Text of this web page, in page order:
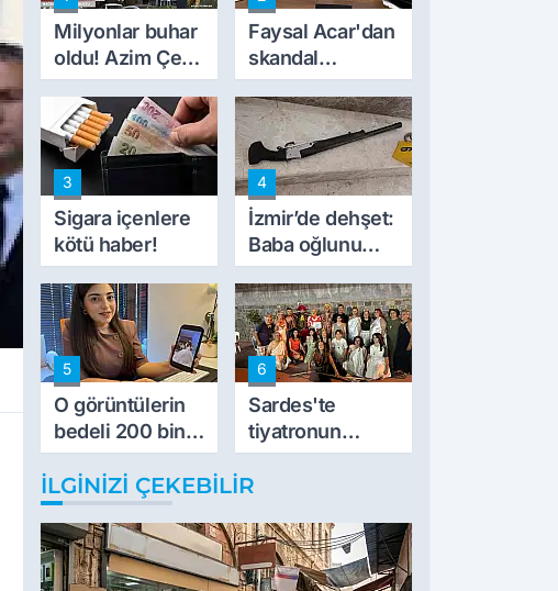
Milyonlar buhar
oldu! Azim Çelik
inşaat mağduru
ilk kez konuştu
Faysal Acar'dan
skandal
açıklamalar:
'Haluk Levent
peynircilerimizi
de kıskaca aldı,
müdahale ettik'
3
Sigara içenlere
kötü haber!
4
İzmir’de dehşet:
Baba oğlunu
vurdu
5
O görüntülerin
bedeli 200 bin
TL
6
Sardes'te
tiyatronun
imece ruhu
binlerce yıllık
İLGINIZI ÇEKEBILIR